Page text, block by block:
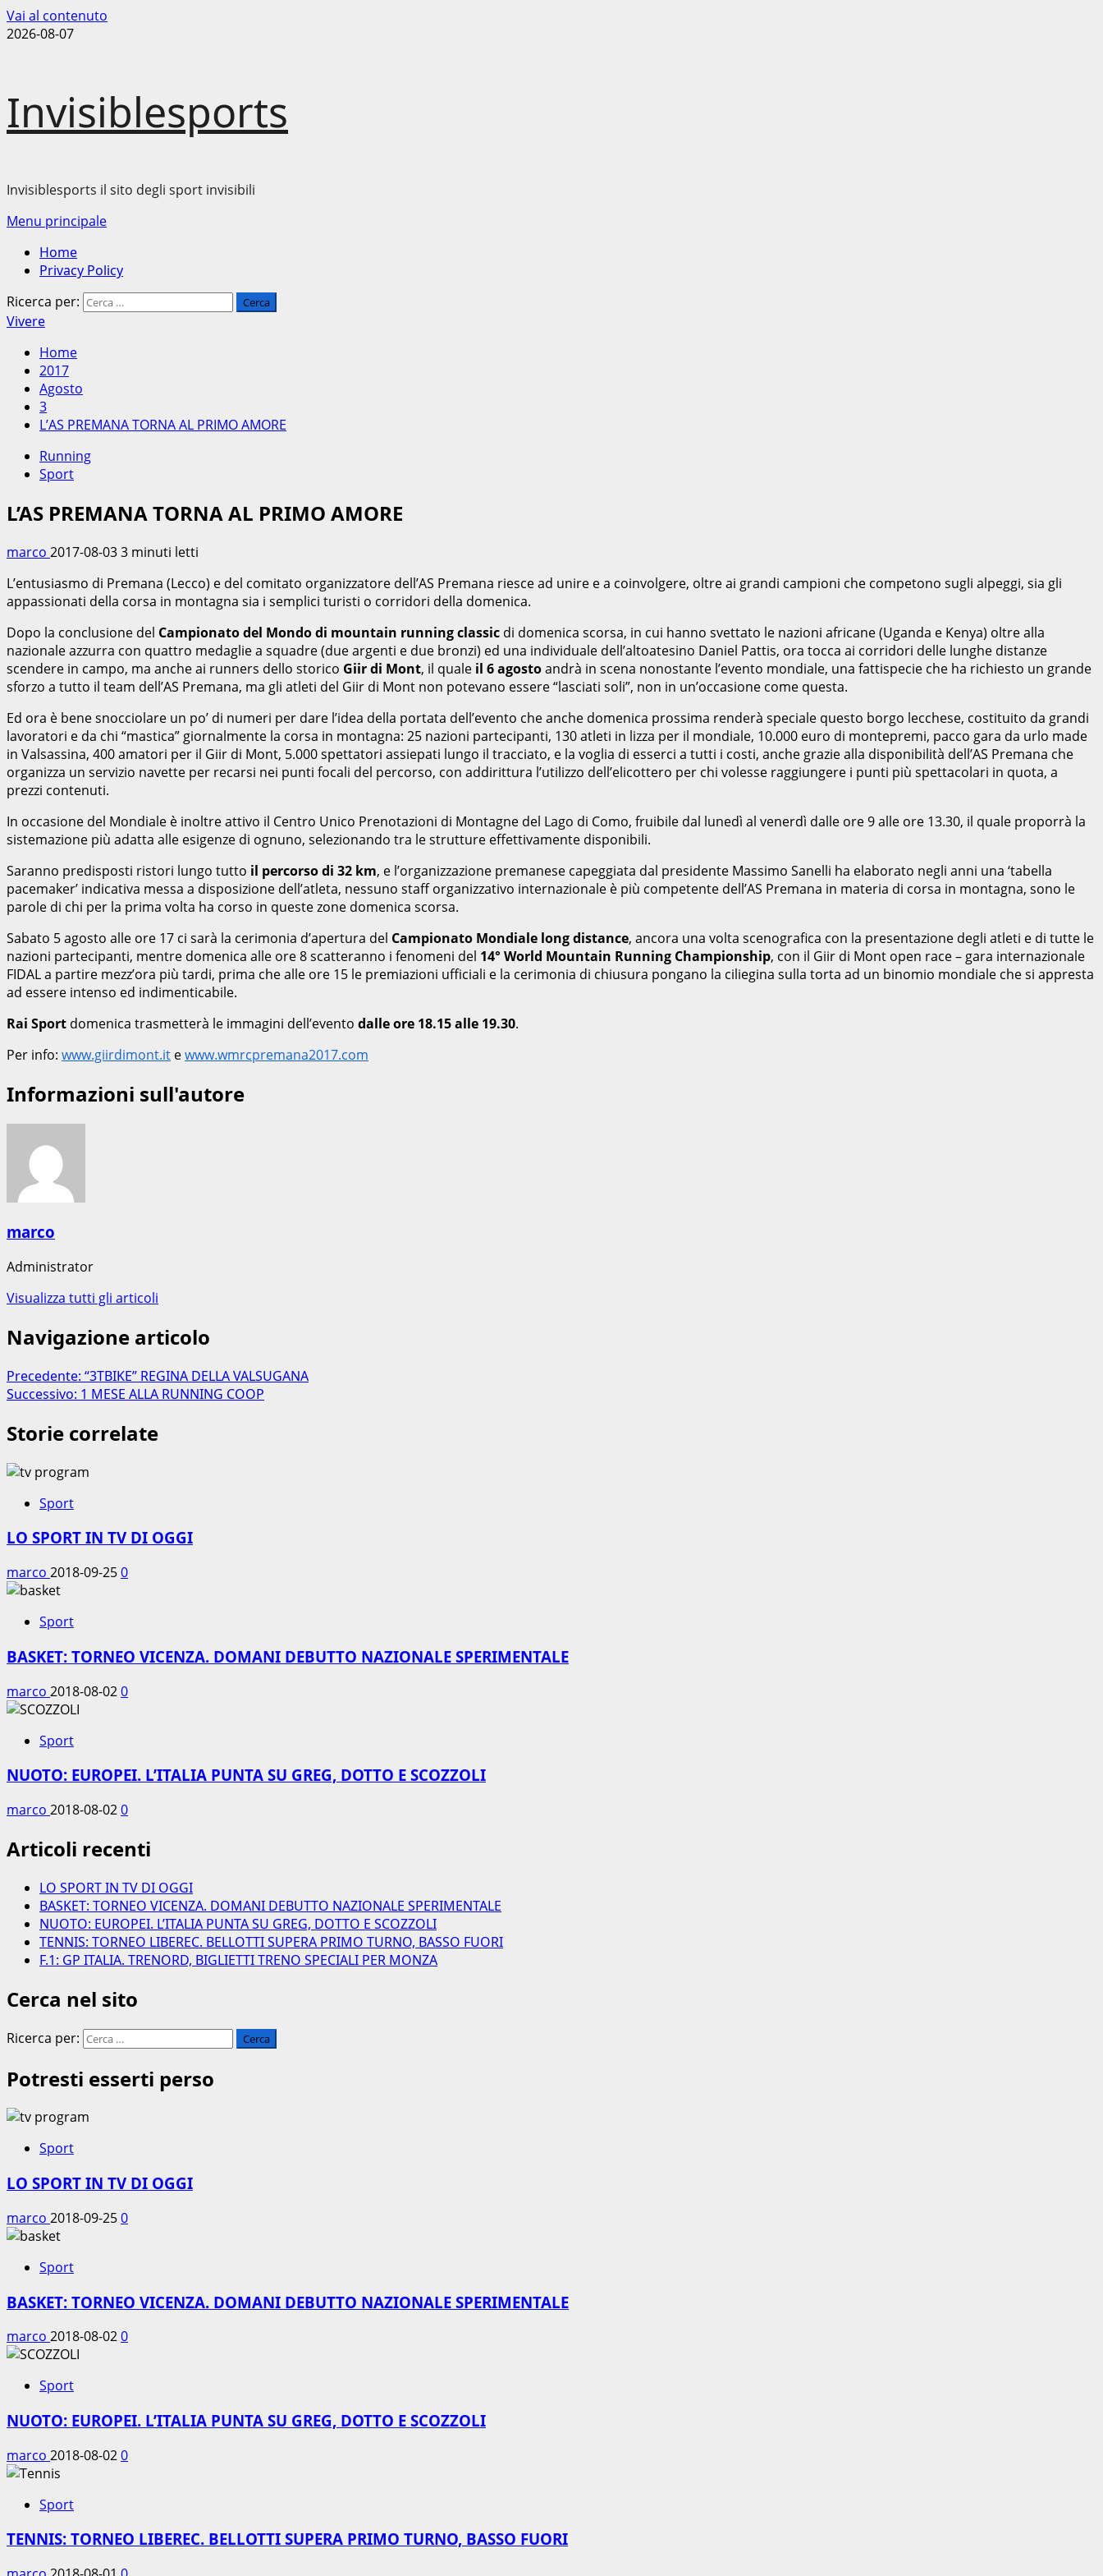
Vai al contenuto
2026-08-07
Invisiblesports
Invisiblesports il sito degli sport invisibili
Menu principale
Home
Privacy Policy
Ricerca per:
Vivere
Home
2017
Agosto
3
L’AS PREMANA TORNA AL PRIMO AMORE
Running
Sport
L’AS PREMANA TORNA AL PRIMO AMORE
marco 2017-08-033 minuti letti
L’entusiasmo di Premana (Lecco) e del comitato organizzatore dell’AS Premana riesce ad unire e a coinvolgere, oltre ai grandi campioni che competono sugli alpeggi, sia gli
appassionati della corsa in montagna sia i semplici turisti o corridori della domenica.
Dopo la conclusione del Campionato del Mondo di mountain running classic di domenica scorsa, in cui hanno svettato le nazioni africane (Uganda e Kenya) oltre alla
nazionale azzurra con quattro medaglie a squadre (due argenti e due bronzi) ed una individuale dell’altoatesino Daniel Pattis, ora tocca ai corridori delle lunghe distanze
scendere in campo, ma anche ai runners dello storico Giir di Mont, il quale il 6 agostoandrà in scena nonostante l’evento mondiale, una fattispecie che ha richiesto un grande
sforzo a tutto il team dell’AS Premana, ma gli atleti del Giir di Mont non potevano essere “lasciati soli”, non in un’occasione come questa.
Ed ora è bene snocciolare un po’ di numeri per dare l’idea della portata dell’evento che anche domenica prossima renderà speciale questo borgo lecchese, costituito da grandi
lavoratori e da chi “mastica” giornalmente la corsa in montagna: 25 nazioni partecipanti, 130 atleti in lizza per il mondiale, 10.000 euro di montepremi, pacco gara da urlo made
in Valsassina, 400 amatori per il Giir di Mont, 5.000 spettatori assiepati lungo il tracciato, e la voglia di esserci a tutti i costi, anche grazie alla disponibilità dell’AS Premana che
organizza un servizio navette per recarsi nei punti focali del percorso, con addirittura l’utilizzo dell’elicottero per chi volesse raggiungere i punti più spettacolari in quota, a
prezzi contenuti.
In occasione del Mondiale è inoltre attivo il Centro Unico Prenotazioni di Montagne del Lago di Como, fruibile dal lunedì al venerdì dalle ore 9 alle ore 13.30, il quale proporrà la
sistemazione più adatta alle esigenze di ognuno, selezionando tra le strutture effettivamente disponibili.
Saranno predisposti ristori lungo tutto il percorso di 32 km, e l’organizzazione premanese capeggiata dal presidente Massimo Sanelli ha elaborato negli anni una ‘tabella
pacemaker’ indicativa messa a disposizione dell’atleta, nessuno staff organizzativo internazionale è più competente dell’AS Premana in materia di corsa in montagna, sono le
parole di chi per la prima volta ha corso in queste zone domenica scorsa.
Sabato 5 agosto alle ore 17 ci sarà la cerimonia d’apertura del Campionato Mondiale long distance, ancora una volta scenografica con la presentazione degli atleti e di tutte le
nazioni partecipanti, mentre domenica alle ore 8 scatteranno i fenomeni del 14° World Mountain Running Championship, con il Giir di Mont open race – gara internazionale
FIDAL a partire mezz’ora più tardi, prima che alle ore 15 le premiazioni ufficiali e la cerimonia di chiusura pongano la ciliegina sulla torta ad un binomio mondiale che si appresta
ad essere intenso ed indimenticabile.
Rai Sport domenica trasmetterà le immagini dell’evento dalle ore 18.15 alle 19.30.
Per info: www.giirdimont.it ewww.wmrcpremana2017.com
Informazioni sull'autore
marco
Administrator
Visualizza tutti gli articoli
Navigazione articolo
Precedente: “3TBIKE” REGINA DELLA VALSUGANA
Successivo: 1 MESE ALLA RUNNING COOP
Storie correlate
Sport
LO SPORT IN TV DI OGGI
marco 2018-09-250
Sport
BASKET: TORNEO VICENZA. DOMANI DEBUTTO NAZIONALE SPERIMENTALE
marco 2018-08-020
Sport
NUOTO: EUROPEI. L’ITALIA PUNTA SU GREG, DOTTO E SCOZZOLI
marco 2018-08-020
Articoli recenti
LO SPORT IN TV DI OGGI
BASKET: TORNEO VICENZA. DOMANI DEBUTTO NAZIONALE SPERIMENTALE
NUOTO: EUROPEI. L’ITALIA PUNTA SU GREG, DOTTO E SCOZZOLI
TENNIS: TORNEO LIBEREC. BELLOTTI SUPERA PRIMO TURNO, BASSO FUORI
F.1: GP ITALIA. TRENORD, BIGLIETTI TRENO SPECIALI PER MONZA
Cerca nel sito
Ricerca per:
Potresti esserti perso
Sport
LO SPORT IN TV DI OGGI
marco 2018-09-250
Sport
BASKET: TORNEO VICENZA. DOMANI DEBUTTO NAZIONALE SPERIMENTALE
marco 2018-08-020
Sport
NUOTO: EUROPEI. L’ITALIA PUNTA SU GREG, DOTTO E SCOZZOLI
marco 2018-08-020
Sport
TENNIS: TORNEO LIBEREC. BELLOTTI SUPERA PRIMO TURNO, BASSO FUORI